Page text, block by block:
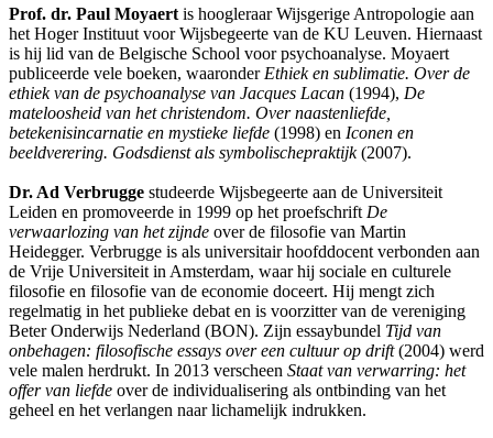
Prof. dr. Paul Moyaert is hoogleraar Wijsgerige Antropologie aan
het Hoger Instituut voor Wijsbegeerte van de KU Leuven. Hiernaast
is hij lid van de Belgische School voor psychoanalyse. Moyaert
publiceerde vele boeken, waaronder Ethiek en sublimatie. Over de
ethiek van de psychoanalyse van Jacques Lacan (1994), De
mateloosheid van het christendom. Over naastenliefde,
betekenisincarnatie en mystieke liefde (1998) en Iconen en
beeldverering. Godsdienst als symbolischepraktijk(2007).
Dr. Ad Verbrugge studeerde Wijsbegeerte aan de Universiteit
Leiden en promoveerde in 1999 op het proefschrift De
verwaarlozing van het zijnde over de filosofie van Martin
Heidegger. Verbrugge is als universitair hoofddocent verbonden aan
de Vrije Universiteit in Amsterdam, waar hij sociale en culturele
filosofie en filosofie van de economie doceert. Hij mengt zich
regelmatig in het publieke debat en is voorzitter van de vereniging
Beter Onderwijs Nederland (BON). Zijn essaybundel Tijd van
onbehagen: filosofische essays over een cultuur op drift(2004) werd
vele malen herdrukt. In 2013 verscheen Staat van verwarring: het
offer van liefde over de individualisering als ontbinding van het
geheel en het verlangen naar lichamelijk indrukken.